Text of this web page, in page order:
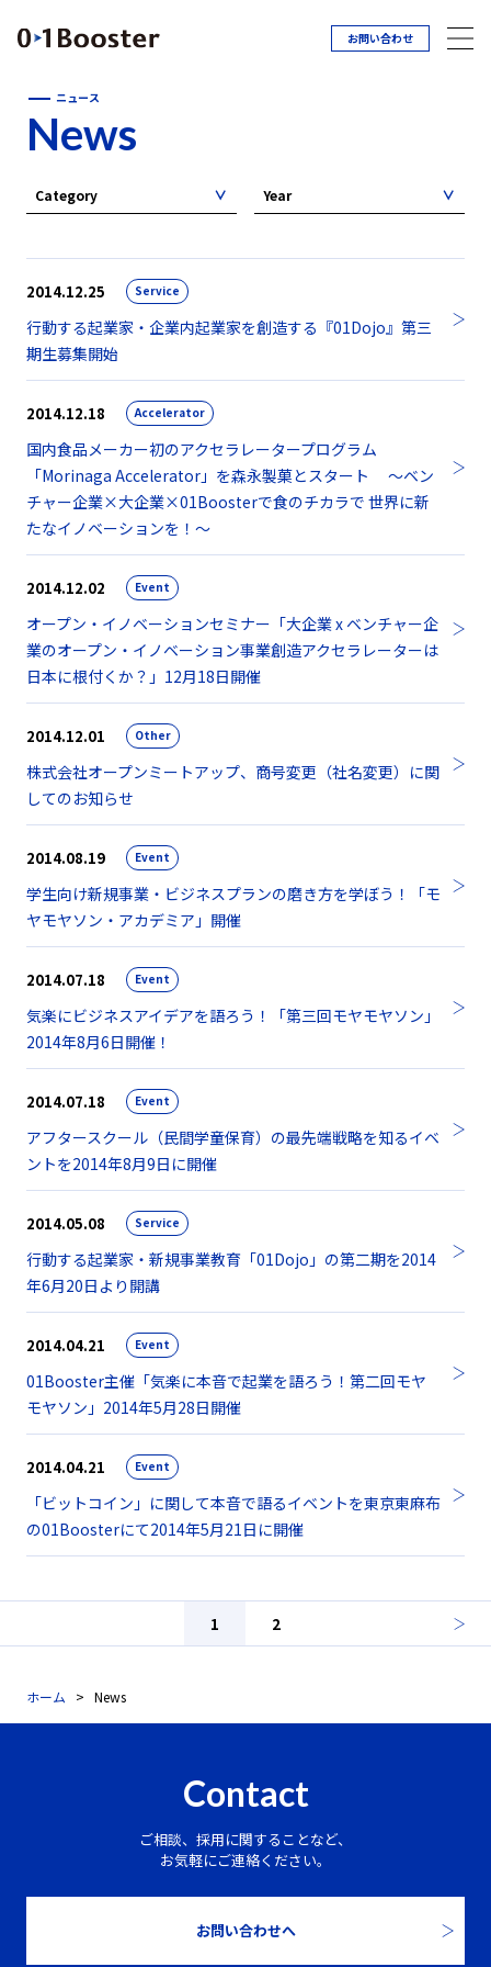
お問い合わせ
ニュース
News
Category Year
2014.12.25 Service
行動する起業家・企業内起業家を創造する『01Dojo』第三
期生募集開始
2014.12.18 Accelerator
国内食品メーカー初のアクセラレータープログラム
「Morinaga Accelerator」を森永製菓とスタート ～ベン
チャー企業×大企業×01Boosterで食のチカラで 世界に新
たなイノベーションを！～
2014.12.02 Event
オープン・イノベーションセミナー「大企業 x ベンチャー企
業のオープン・イノベーション事業創造アクセラレーターは
日本に根付くか？」12月18日開催
2014.12.01 Other
株式会社オープンミートアップ、商号変更（社名変更）に関
してのお知らせ
2014.08.19 Event
学生向け新規事業・ビジネスプランの磨き方を学ぼう！「モ
ヤモヤソン・アカデミア」開催
2014.07.18 Event
気楽にビジネスアイデアを語ろう！「第三回モヤモヤソン」
2014年8月6日開催！
2014.07.18 Event
アフタースクール（民間学童保育）の最先端戦略を知るイベ
ントを2014年8月9日に開催
2014.05.08 Service
行動する起業家・新規事業教育「01Dojo」の第二期を2014
年6月20日より開講
2014.04.21 Event
01Booster主催「気楽に本音で起業を語ろう！第二回モヤ
モヤソン」2014年5月28日開催
2014.04.21 Event
「ビットコイン」に関して本音で語るイベントを東京東麻布
の01Boosterにて2014年5月21日に開催
1 2
ホーム News
Contact
ご相談、採用に関することなど、
お気軽にご連絡ください。
お問い合わせへ